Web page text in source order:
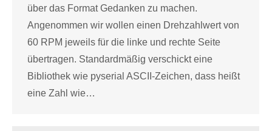
über das Format Gedanken zu machen.
Angenommen wir wollen einen Drehzahlwert von
60 RPM jeweils für die linke und rechte Seite
übertragen. Standardmäßig verschickt eine
Bibliothek wie pyserial ASCII-Zeichen, dass heißt
eine Zahl wie…